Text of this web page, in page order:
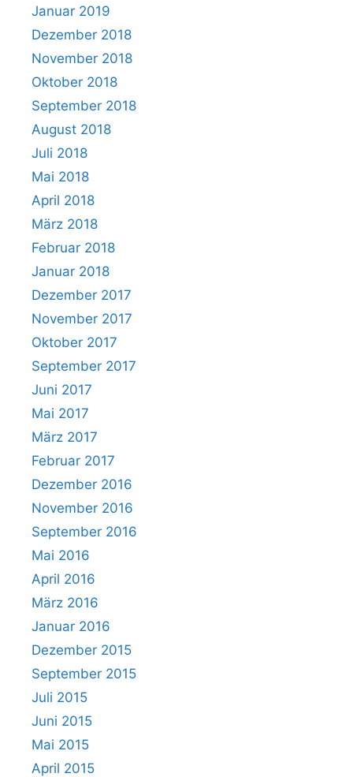
Januar 2019
Dezember 2018
November 2018
Oktober 2018
September 2018
August 2018
Juli 2018
Mai 2018
April 2018
März 2018
Februar 2018
Januar 2018
Dezember 2017
November 2017
Oktober 2017
September 2017
Juni 2017
Mai 2017
März 2017
Februar 2017
Dezember 2016
November 2016
September 2016
Mai 2016
April 2016
März 2016
Januar 2016
Dezember 2015
September 2015
Juli 2015
Juni 2015
Mai 2015
April 2015